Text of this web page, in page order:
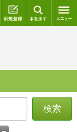
ログイン 新規登録
検索